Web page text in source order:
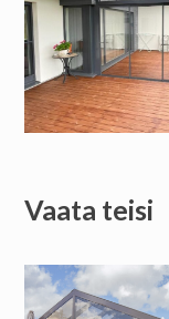
Vaata teisi